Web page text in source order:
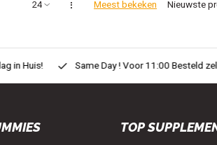
Meest bekeken Nieuwste
Besteld zelfde dag in Huis Voor 23:00
TOP